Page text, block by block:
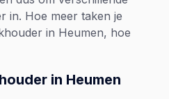
in. Hoe meer taken je
in Heumen, hoe
in Heumen